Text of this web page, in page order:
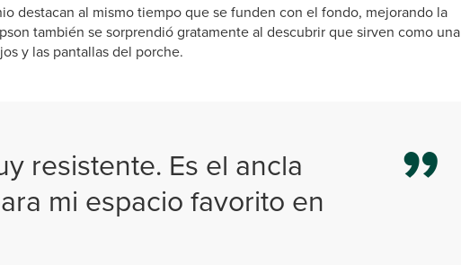
destacan al mismo tiempo que se funden con el fondo, mejorando la
también se sorprendió gratamente al descubrir que sirven como una
y las pantallas del porche.
resistente. Es el ancla
mi espacio favorito en